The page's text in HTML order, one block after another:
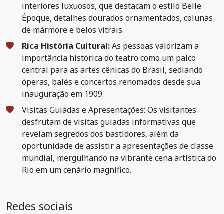
interiores luxuosos, que destacam o estilo Belle
Époque, detalhes dourados ornamentados, colunas
de mármore e belos vitrais.
Rica História Cultural:As pessoas valorizam a
importância histórica do teatro como um palco
central para as artes cênicas do Brasil, sediando
óperas, balés e concertos renomados desde sua
inauguração em 1909.
Visitas Guiadas e Apresentações: Os visitantes
desfrutam de visitas guiadas informativas que
revelam segredos dos bastidores, além da
oportunidade de assistir a apresentações de classe
mundial, mergulhando na vibrante cena artística do
Rio em um cenário magnífico.
Redes sociais